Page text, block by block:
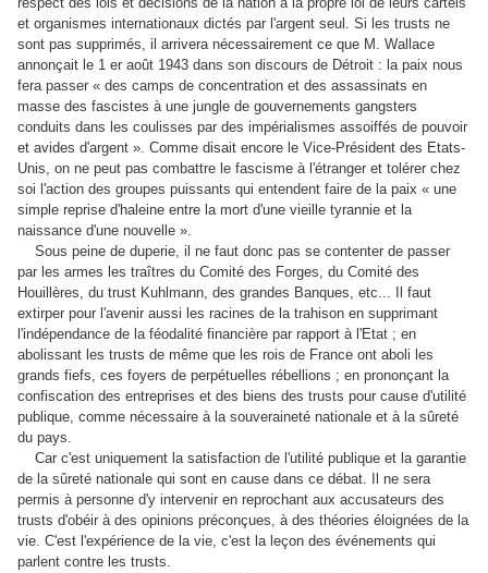
et organismes internationaux dictés par l'argent seul. Si les trusts ne
sont pas supprimés, il arrivera nécessairement ce que M. Wallace
annonçait le 1 er août 1943 dans son discours de Détroit : la paix nous
fera passer « des camps de concentration et des assassinats en
masse des fascistes à une jungle de gouvernements gangsters
conduits dans les coulisses par des impérialismes assoiffés de pouvoir
et avides d'argent ». Comme disait encore le Vice-Président des Etats-
Unis, on ne peut pas combattre le fascisme à l'étranger et tolérer chez
soi l'action des groupes puissants qui entendent faire de la paix « une
simple reprise d'haleine entre la mort d'une vieille tyrannie et la
naissance d'une nouvelle ».
Sous peine de duperie, il ne faut donc pas se contenter de passer
par les armes les traîtres du Comité des Forges, du Comité des
Houillères, du trust Kuhlmann, des grandes Banques, etc... Il faut
extirper pour l'avenir aussi les racines de la trahison en supprimant
l'indépendance de la féodalité financière par rapport à l'Etat ; en
abolissant les trusts de même que les rois de France ont aboli les
grands fiefs, ces foyers de perpétuelles rébellions ; en prononçant la
confiscation des entreprises et des biens des trusts pour cause d'utilité
publique, comme nécessaire à la souveraineté nationale et à la sûreté
du pays.
Car c'est uniquement la satisfaction de l'utilité publique et la garantie
de la sûreté nationale qui sont en cause dans ce débat. Il ne sera
permis à personne d'y intervenir en reprochant aux accusateurs des
trusts d'obéir à des opinions préconçues, à des théories éloignées de la
vie. C'est l'expérience de la vie, c'est la leçon des événements qui
parlent contre les trusts.